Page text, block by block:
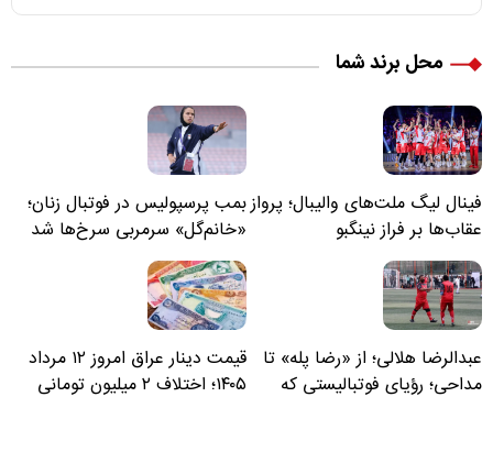
محل برند شما
فینال لیگ ملت‌های والیبال؛ پرواز
عقاب‌ها بر فراز نینگبو
بمب پرسپولیس در فوتبال زنان؛
«خانم‌گل» سرمربی سرخ‌ها شد
عبدالرضا هلالی؛ از «رضا پله» تا
مداحی؛ رؤیای فوتبالیستی که
قیمت دینار عراق امروز ۱۲ مرداد
۱۴۰۵؛ اختلاف ۲ میلیون تومانی